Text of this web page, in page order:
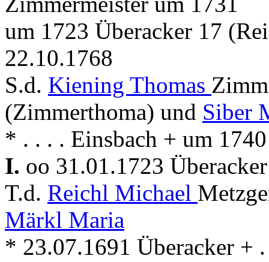
um 1723 Überacker 17
22.10.1768
S.d. Kiening Thomas
(Zimmerthoma) und Siber
* . . . . Einsbach + um
I. oo 31.01.1723
T.d. Reichl Michael
Märkl Maria
* 23.07.1691 Überacker +